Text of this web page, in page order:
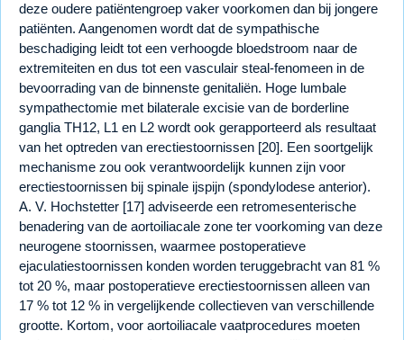
deze oudere patiëntengroep vaker voorkomen dan bij jongere
patiënten. Aangenomen wordt dat de sympathische
beschadiging leidt tot een verhoogde bloedstroom naar de
extremiteiten en dus tot een vasculair steal-fenomeen in de
bevoorrading van de binnenste genitaliën. Hoge lumbale
sympathectomie met bilaterale excisie van de borderline
ganglia TH12, L1 en L2 wordt ook gerapporteerd als resultaat
van het optreden van erectiestoornissen [20]. Een soortgelijk
mechanisme zou ook verantwoordelijk kunnen zijn voor
erectiestoornissen bij spinale ijspijn (spondylodese anterior).
A. V. Hochstetter [17] adviseerde een retromesenterische
benadering van de aortoiliacale zone ter voorkoming van deze
neurogene stoornissen, waarmee postoperatieve
ejaculatiestoornissen konden worden teruggebracht van 81 %
tot 20 %, maar postoperatieve erectiestoornissen alleen van
17 % tot 12 % in vergelijkende collectieven van verschillende
grootte. Kortom, voor aortoiliacale vaatprocedures moeten